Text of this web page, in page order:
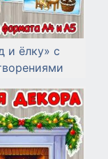
и ёлку» с